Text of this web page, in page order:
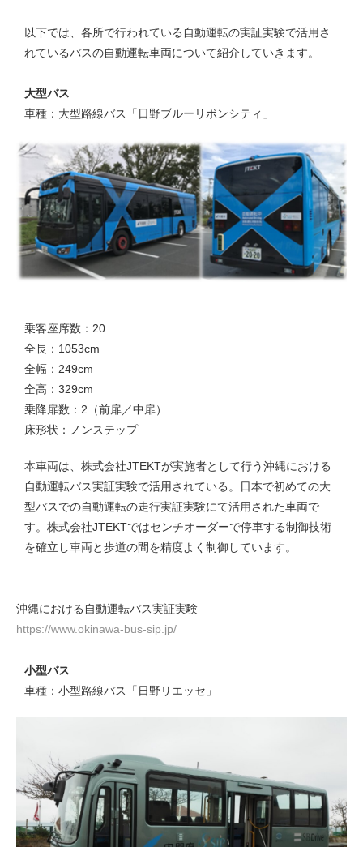
以下では、各所で行われている自動運転の実証実験で活用さ
れているバスの自動運転車両について紹介していきます。
大型バス
車種：大型路線バス「日野ブルーリボンシティ」
乗客座席数：20
全長：1053cm
全幅：249cm
全高：329cm
乗降扉数：2（前扉／中扉）
床形状：ノンステップ
本車両は、株式会社JTEKTが実施者として行う沖縄における
自動運転バス実証実験で活用されている。日本で初めての大
型バスでの自動運転の走行実証実験にて活用された車両で
す。株式会社JTEKTではセンチオーダーで停車する制御技術
を確立し車両と歩道の間を精度よく制御しています。
沖縄における自動運転バス実証実験
https://www.okinawa-bus-sip.jp/
小型バス
車種：小型路線バス「日野リエッセ」